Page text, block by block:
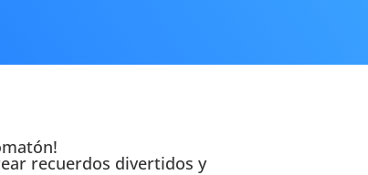
recuerdos divertidos y